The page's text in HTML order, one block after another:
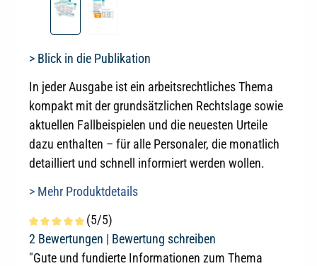
> Blick in die Publikation
In jeder Ausgabe ist ein arbeitsrechtliches Thema
kompakt mit der grundsätzlichen Rechtslage sowie
aktuellen Fallbeispielen und die neuesten Urteile
dazu enthalten – für alle Personaler, die monatlich
detailliert und schnell informiert werden wollen.
> Mehr Produktdetails
Durchschnittliche Bewertung von 5 von 5 Sternen
(5/5)
2 Bewertungen | Bewertung schreiben
"Gute und fundierte Informationen zum Thema